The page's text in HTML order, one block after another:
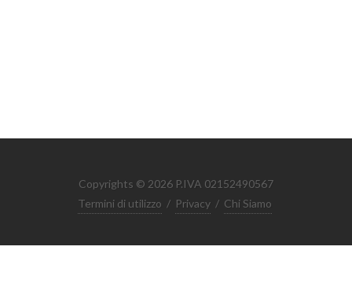
Copyrights © 2026 P.IVA 02152490567
Termini di utilizzo / Privacy / Chi Siamo